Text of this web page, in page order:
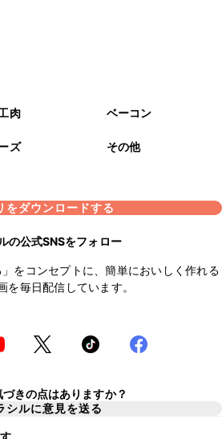
肉 ベーコン
ズ その他
をダウンロードする
の公式SNSをフォロー
」をコンセプトに、簡単においしく作れる
を毎日配信しています。
きの点はありますか？
シルに意見を送る